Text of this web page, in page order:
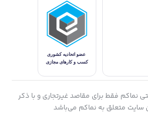
نماکم فقط برای مقاصد غیرتجاری و با ذکر
سایت متعلق به نماکم می‌باشد